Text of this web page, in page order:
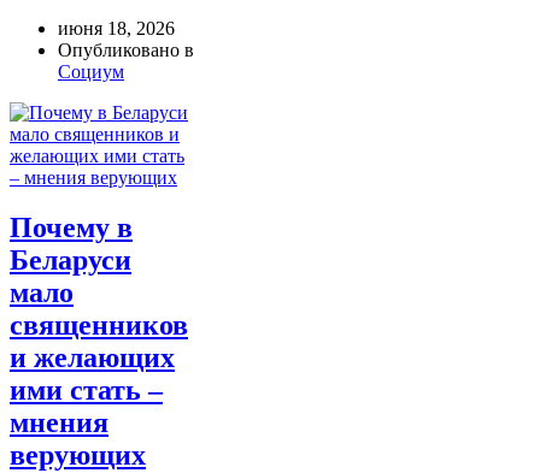
июня 18, 2026
Опубликовано в
Социум
Почему в
Беларуси
мало
священников
и желающих
ими стать –
мнения
верующих